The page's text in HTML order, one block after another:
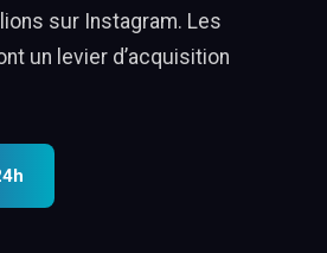
sur Instagram. Les
un levier d’acquisition